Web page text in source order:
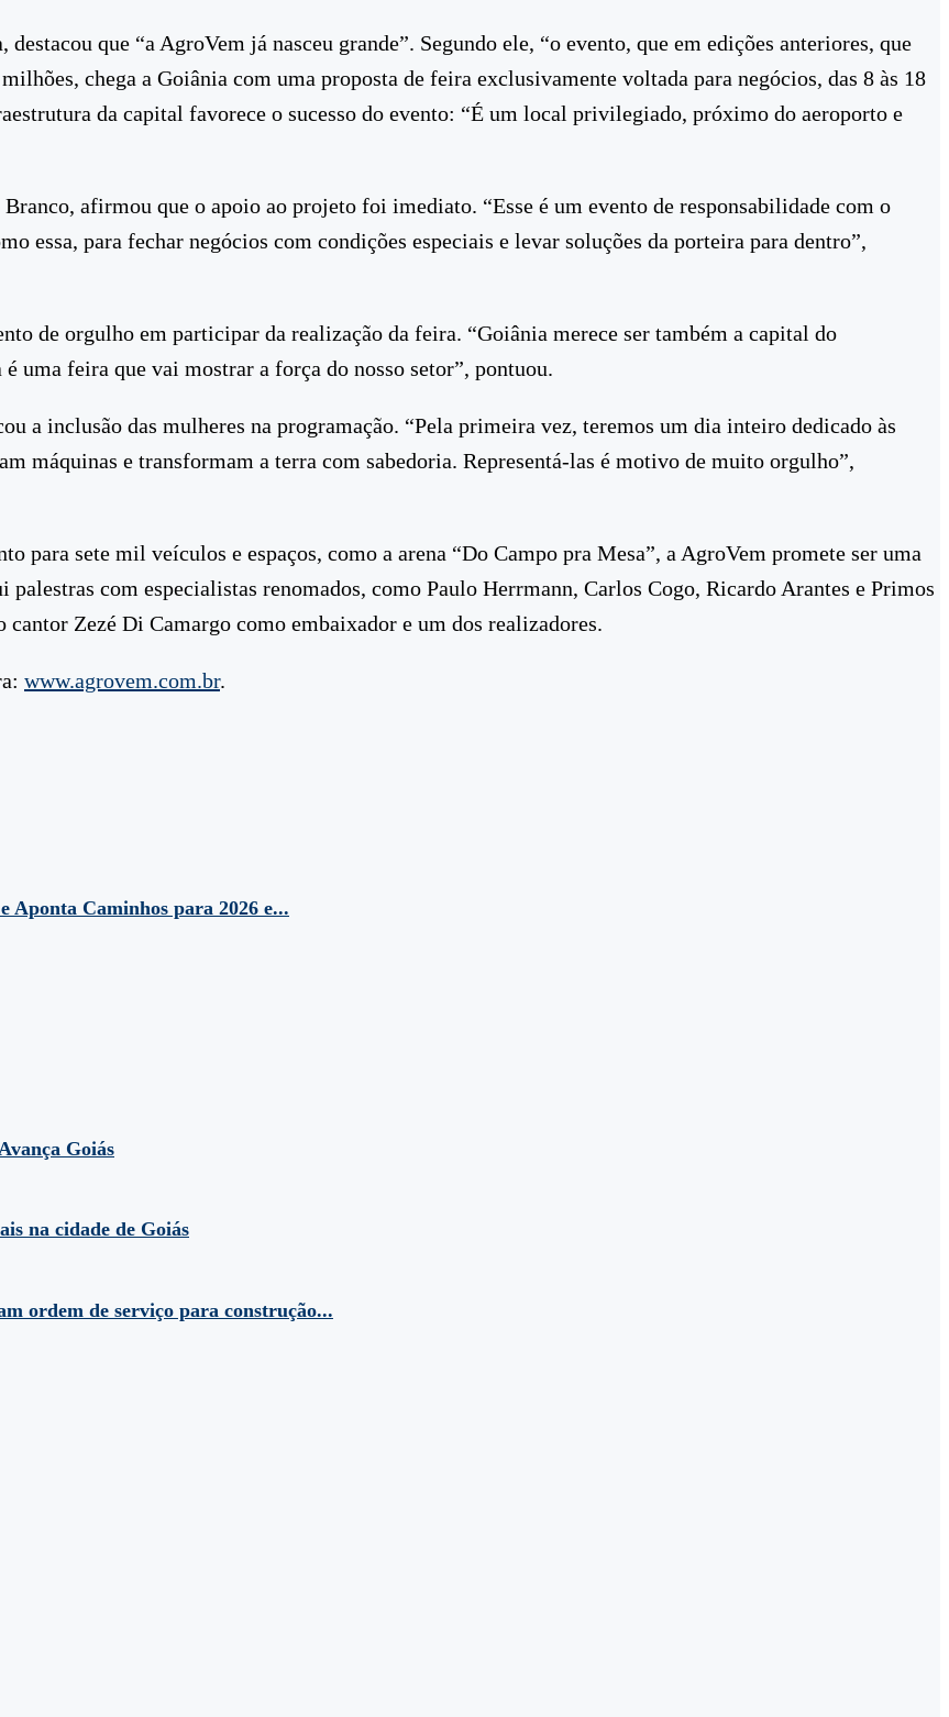
que “a AgroVem já nasceu grande”. Segundo ele, “o evento, que em edições anteriores, que
chega a Goiânia com uma proposta de feira exclusivamente voltada para negócios, das 8 às 18
da capital favorece o sucesso do evento: “É um local privilegiado, próximo do aeroporto e
afirmou que o apoio ao projeto foi imediato. “Esse é um evento de responsabilidade com o
essa, para fechar negócios com condições especiais e levar soluções da porteira para dentro”,
de orgulho em participar da realização da feira. “Goiânia merece ser também a capital do
uma feira que vai mostrar a força do nosso setor”, pontuou.
a inclusão das mulheres na programação. “Pela primeira vez, teremos um dia inteiro dedicado às
máquinas e transformam a terra com sabedoria. Representá-las é motivo de muito orgulho”,
para sete mil veículos e espaços, como a arena “Do Campo pra Mesa”, a AgroVem promete ser uma
com especialistas renomados, como Paulo Herrmann, Carlos Cogo, Ricardo Arantes e Primos
Zezé Di Camargo como embaixador e um dos realizadores.
www.agrovem.com.br.
Aponta Caminhos para 2026 e...
Goiás
na cidade de Goiás
ordem de serviço para construção...